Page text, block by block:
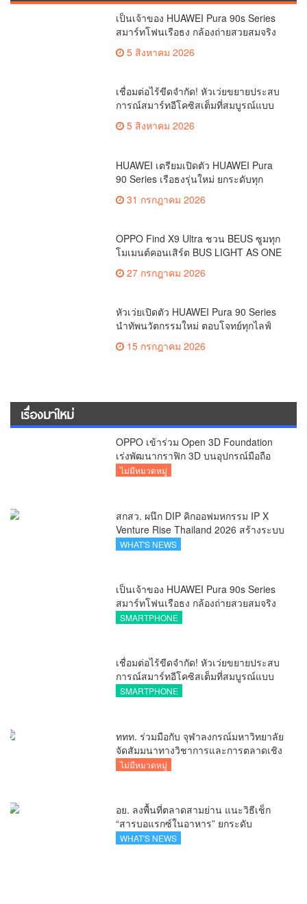
เป็นเจ้าของ HUAWEI Pura 90s Series
สมาร์ทโฟนเรือธง กล้องถ่ายสวยสมจริง
ทุกระยะ พร้อมของสมนาคุณและสิทธิ
พิเศษสุดคุ้มห้ามพลาด
5 สิงหาคม 2026
เชื่อมต่อไร้ขีดจำกัด! หัวเว่ยขยายประสบ
การณ์สมาร์ทอีโคซิสเต็มที่สมบูรณ์แบบ
ไร้รอยต่อ ครบ จบ ในที่เดียวที่ HUAWEI
AppGallery
5 สิงหาคม 2026
HUAWEI เตรียมเปิดตัว HUAWEI Pura
90 Series เรือธงรุ่นใหม่ ยกระดับทุก
ล่าสุด31 กรกฎาคม 2026
OPPO Find X9 Ultra ชวน BEUS ซูมทุก
โมเมนต์คอนเสิร์ต BUS LIGHT AS ONE
27 กรกฎาคม 2026
หัวเว่ยเปิดตัว HUAWEI Pura 90 Series
นำทัพนวัตกรรมใหม่ ตอบโจทย์ทุกไลฟ์
สไตล์15 กรกฎาคม 2026
เรื่องมาใหม่
OPPO เข้าร่วม Open 3D Foundation
เร่งพัฒนากราฟิก 3D บนอุปกรณ์มือถือ
ไม่มีหมวดหมู่
สกสว. ผนึก DIP คิกออฟมหกรรม IP X
Venture Rise Thailand 2026 สร้างระบบ
นิเวศเชื่อมทรัพย์สินทางปัญญาผ่าน
WHAT'S NEWS
เป็นเจ้าของ HUAWEI Pura 90s Series
สมาร์ทโฟนเรือธง กล้องถ่ายสวยสมจริง
ทุกระยะ พร้อมของสมนาคุณและสิทธิ
SMARTPHONE
เชื่อมต่อไร้ขีดจำกัด! หัวเว่ยขยายประสบ
การณ์สมาร์ทอีโคซิสเต็มที่สมบูรณ์แบบ
ไร้รอยต่อ ครบ จบ ในที่เดียวที่ HUAWEI
SMARTPHONE
ททท. ร่วมมือกับ จุฬาลงกรณ์มหาวิทยาลัย
จัดสัมมนาทางวิชาการและการตลาดเชิง
รุกแนะเคล็ดลับปรับธุรกิจท่องเที่ยวไทย
ไม่มีหมวดหมู่
อย. ลงพื้นที่ตลาดสามย่าน แนะวิธีเช็ก
“สารบอแรกซ์ในอาหาร” ยกระดับ
ตลาดสดปลอดภัยเพื่อผู้บริโภค
WHAT'S NEWS